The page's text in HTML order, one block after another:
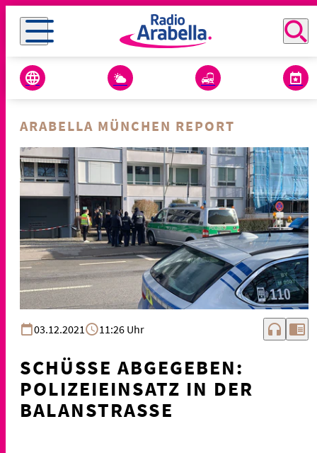
ARABELLA MÜNCHEN REPORT
03.12.2021 11:26 Uhr headphones chrome_reader_mode
SCHÜSSE ABGEGEBEN:
POLIZEIEINSATZ IN DER
BALANSTRASSE